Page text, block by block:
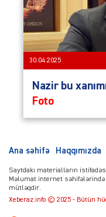
30.04.2025
Nazir bu
Foto
Ana səhifə Haqqımızda
Saytdakı materialların
Məlumat internet
mütləqdir.
Xeberaz.info © 2025 - Bütün